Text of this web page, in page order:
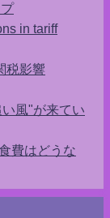
in tariff
税影響
風"が来てい
費はどうな